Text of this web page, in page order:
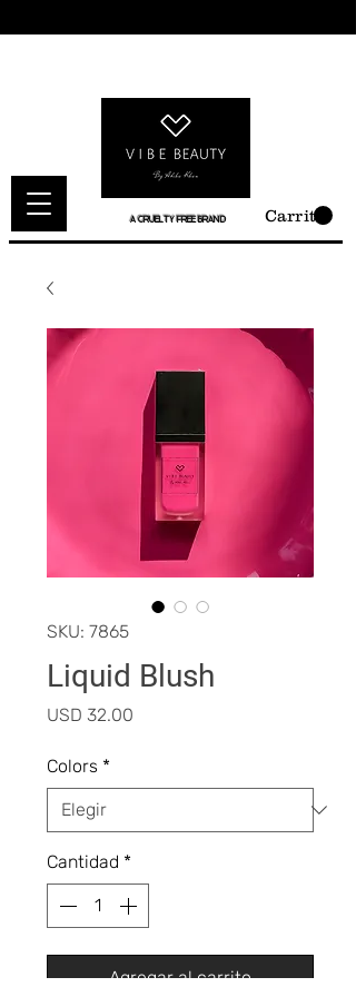
A CRUELTY FREE BRAND Carrito
SKU: 7865
Liquid Blush
USD 32.00
Colors *
Cantidad *
Agregar al carrito